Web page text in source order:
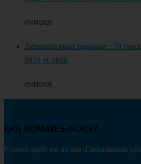
05/08/2026
Administration togolaise : 78
2025 et 2026
05/08/2026
QUI SOMMES-NOUS?
Nouvel angle est un site d’information